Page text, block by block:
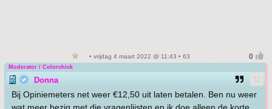
• vrijdag 4 maart 2022 @ 11:43 • 63
Moderator / Colorchick
Donna
Bij Opiniemeters net weer €12,50 uit laten betalen. Ben nu weer